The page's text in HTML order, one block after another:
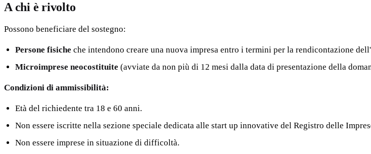
A chi è rivolto
Possono beneficiare del sostegno:
Persone fisiche che intendono creare una nuova impresa entro i termini per la rendicontazione
Microimprese neocostituite (avviate da non più di 12 mesi dalla data di presentazione della
Condizioni di ammissibilità:
Età del richiedente tra 18 e 60 anni.
Non essere iscritte nella sezione speciale dedicata alle start up innovative del Registro delle
Non essere imprese in situazione di difficoltà.